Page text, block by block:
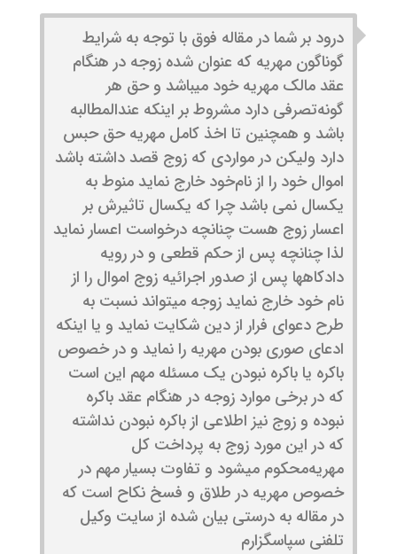
درود بر شما در مقاله فوق با توجه به شرایط
گوناگون مهریه که عنوان شده زوجه در هنگام
عقد مالک مهریه خود میباشد و حق هر
گونه‌تصرفی دارد مشروط بر اینکه عندالمطالبه
باشد و همچنین تا اخذ کامل مهریه حق حبس
دارد ولیکن در مواردی که زوج قصد داشته باشد
اموال خود را از نام‌خود خارج نماید منوط به
یکسال نمی باشد چرا که یکسال تاثیرش بر
اعسار زوج هست چنانچه درخواست اعسار نماید
لذا چنانچه پس از حکم قطعی و در رویه
دادکاهها پس از صدور اجرائیه زوج اموال را از
نام خود خارج نماید زوجه میتواند نسبت به
طرح دعوای فرار از دین شکایت نماید و یا اینکه
ادعای صوری بودن مهریه را نماید و در خصوص
باکره یا باکره نبودن یک مسئله مهم این است
که در برخی موارد زوجه در هنگام عقد باکره
نبوده و زوج نیز اطلاعی از باکره نبودن نداشته
که در این مورد زوج به پرداخت کل
مهریه‌محکوم میشود و تفاوت بسیار مهم در
خصوص مهریه در طلاق و فسخ نکاح است که
در مقاله به درستی بیان شده از سایت وکیل
تلفنی سپاسگزارم